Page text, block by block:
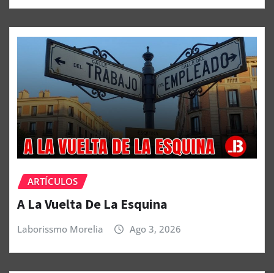
ARTÍCULOS
A La Vuelta De La Esquina
Laborissmo Morelia Ago 3, 2026